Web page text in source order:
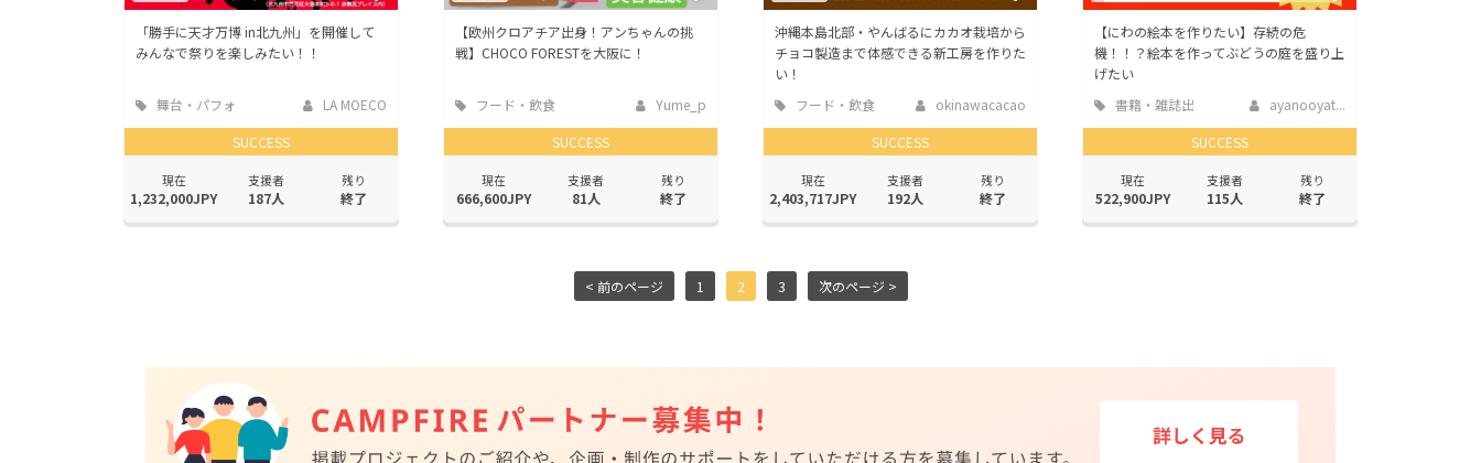
「勝手に天才万博 in北九州」を開催して
みんなで祭りを楽しみたい！！
舞台・パフォ
ーマンス
LA MOECO
SUCCESS
現在
1,232,000JPY
支援者
187人
残り
終了
【欧州クロアチア出身！アンちゃんの挑
戦】CHOCO FORESTを大阪に！
フード・飲食
店
Yume_p
SUCCESS
現在
666,600JPY
支援者
81人
残り
終了
沖縄本島北部・やんばるにカカオ栽培から
チョコ製造まで体感できる新工房を作りた
い！
フード・飲食
店
okinawacacao
SUCCESS
現在
2,403,717JPY
支援者
192人
残り
終了
【にわの絵本を作りたい】存続の危
機！！？絵本を作ってぶどうの庭を盛り上
げたい
書籍・雑誌出
版
ayanooyat...
SUCCESS
現在
522,900JPY
支援者
115人
残り
終了
< 前のページ 1 2 3 次のページ >